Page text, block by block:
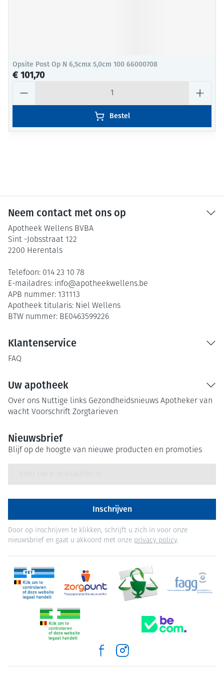
Opsite Post Op N 6,5cmx 5,0cm 100 66000708
€ 101,70
Bestel
Neem contact met ons op
Apotheek Wellens BVBA
Sint -Jobsstraat 122
2200 Herentals
Telefoon: 014 23 10 78
E-mailadres: info@apotheekwellens.be
APB nummer: 131113
Apotheek titularis: Niel Wellens
BTW nummer: BE0463599226
Klantenservice
FAQ
Uw apotheek
Over ons Nuttige links Gezondheidsnieuws Apotheker van
wacht Voorschrift Zorgtarieven
Nieuwsbrief
Blijf op de hoogte van nieuwe producten en promoties
Inschrijven
Door op inschrijven te klikken, schrijft u zich in voor onze
nieuwsbrief en gaat u akkoord met onze privacy policy.